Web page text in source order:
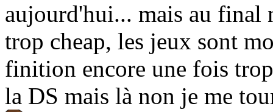
aujourd'hui... mais au final
trop cheap, les jeux sont
finition encore une fois
la DS mais là non je me